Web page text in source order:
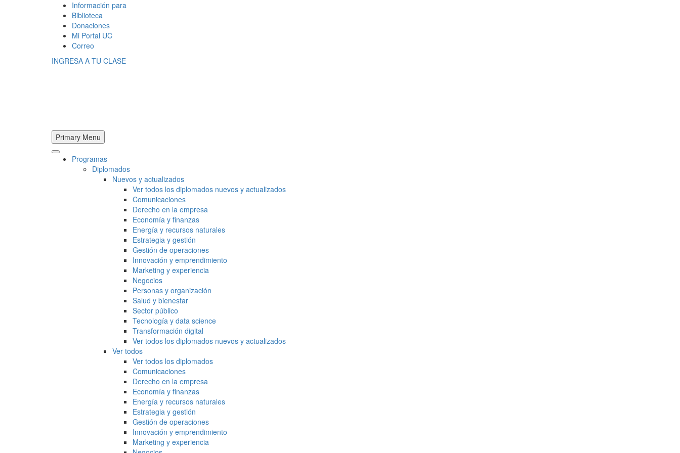
Información para
Biblioteca
Donaciones
Mi Portal UC
Correo
INGRESA A TU CLASE
Primary Menu
Programas
Diplomados
Nuevos y actualizados
Ver todos los diplomados nuevos y actualizados
Comunicaciones
Derecho en la empresa
Economía y finanzas
Energía y recursos naturales
Estrategia y gestión
Gestión de operaciones
Innovación y emprendimiento
Marketing y experiencia
Negocios
Personas y organización
Salud y bienestar
Sector público
Tecnología y data science
Transformación digital
Ver todos los diplomados nuevos y actualizados
Ver todos
Ver todos los diplomados
Comunicaciones
Derecho en la empresa
Economía y finanzas
Energía y recursos naturales
Estrategia y gestión
Gestión de operaciones
Innovación y emprendimiento
Marketing y experiencia